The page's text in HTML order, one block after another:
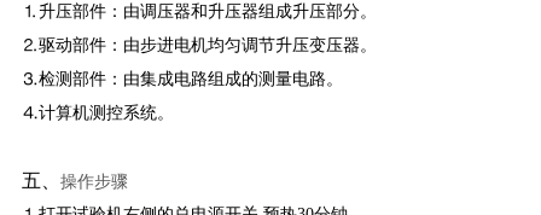
⒈升压部件：由调压器和升压器组成升压部分。
⒉驱动部件：由步进电机均匀调节升压变压器。
⒊检测部件：由集成电路组成的测量电路。
⒋计算机测控系统。
五、 操作步骤